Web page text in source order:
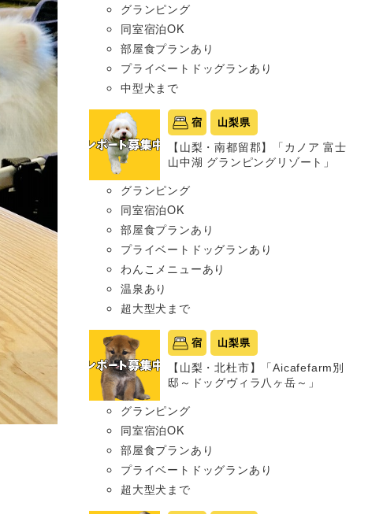
グランピング
同室宿泊OK
部屋食プランあり
プライベートドッグランあり
中型犬まで
宿 山梨県
【山梨・南都留郡】「カノア 富士
山中湖 グランピングリゾート」
グランピング
同室宿泊OK
部屋食プランあり
プライベートドッグランあり
わんこメニューあり
温泉あり
超大型犬まで
宿 山梨県
【山梨・北杜市】「Aicafefarm別
邸～ドッグヴィラ八ヶ岳～」
グランピング
同室宿泊OK
部屋食プランあり
プライベートドッグランあり
超大型犬まで